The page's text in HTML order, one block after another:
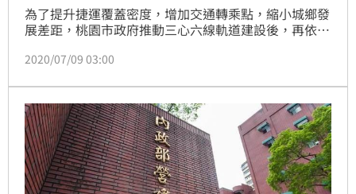
為了提升捷運覆蓋密度，增加交通轉乘點，縮小城鄉發
展差距，桃園市政府推動三心六線軌道建設後，再依據
畫」桃園捷運路網2.0版本，未來在12行政區規劃捷運
來30年的捷運發展願景，2020年7月6、7日分別在桃園
及平鎮舉辦地方說明會讓民眾了解。
2020/07/09 03:00